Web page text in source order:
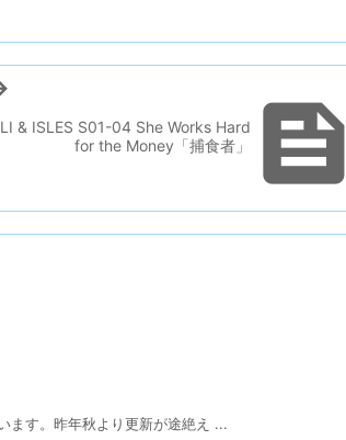

& ISLES S01-04 She Works Hard
for the Money「捕食者」
ます。昨年秋より更新が途絶え ...